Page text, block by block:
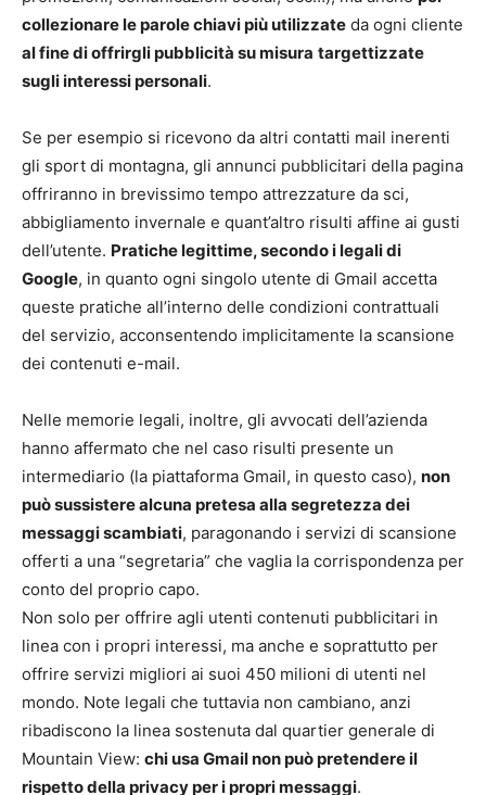
collezionare le parole chiavi più utilizzate da ogni cliente
al fine di offrirgli pubblicità su misura targettizzate
sugli interessi personali.
Se per esempio si ricevono da altri contatti mail inerenti
gli sport di montagna, gli annunci pubblicitari della pagina
offriranno in brevissimo tempo attrezzature da sci,
abbigliamento invernale e quant’altro risulti affine ai gusti
dell’utente. Pratiche legittime, secondo i legali di
Google, in quanto ogni singolo utente di Gmail accetta
queste pratiche all’interno delle condizioni contrattuali
del servizio, acconsentendo implicitamente la scansione
dei contenuti e-mail.
Nelle memorie legali, inoltre, gli avvocati dell’azienda
hanno affermato che nel caso risulti presente un
intermediario (la piattaforma Gmail, in questo caso), non
può sussistere alcuna pretesa alla segretezza dei
messaggi scambiati, paragonando i servizi di scansione
offerti a una “segretaria” che vaglia la corrispondenza per
conto del proprio capo.
Non solo per offrire agli utenti contenuti pubblicitari in
linea con i propri interessi, ma anche e soprattutto per
offrire servizi migliori ai suoi 450 milioni di utenti nel
mondo. Note legali che tuttavia non cambiano, anzi
ribadiscono la linea sostenuta dal quartier generale di
Mountain View: chi usa Gmail non può pretendere il
rispetto della privacy per i propri messaggi.